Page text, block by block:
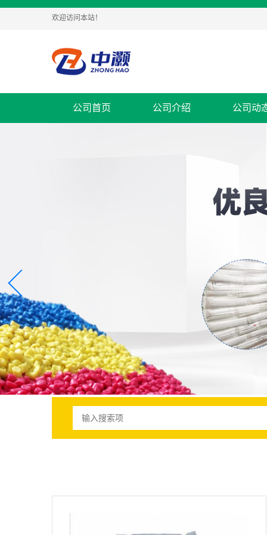
欢迎访问本站！
公司首页 公司介绍 公司动